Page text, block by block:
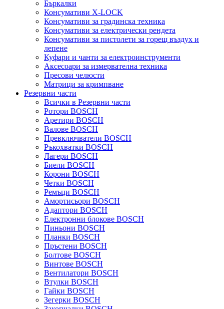
Бъркалки
Консумативи X-LOCK
Консумативи за градинска техника
Консумативи за електрически рендета
Консумативи за пистолети за горещ въздух и
лепене
Куфари и чанти за електроинструменти
Аксесоари за измервателна техника
Пресови челюсти
Матрици за кримпване
Резервни части
Всички в Резервни части
Ротори BOSCH
Аретири BOSCH
Валове BOSCH
Превключватели BOSCH
Ръкохватки BOSCH
Лагери BOSCH
Биели BOSCH
Корони BOSCH
Четки BOSCH
Ремъци BOSCH
Амортисьори BOSCH
Адаптори BOSCH
Електронни блокове BOSCH
Пиньони BOSCH
Планки BOSCH
Пръстени BOSCH
Болтове BOSCH
Винтове BOSCH
Вентилатори BOSCH
Втулки BOSCH
Гайки BOSCH
Зегерки BOSCH